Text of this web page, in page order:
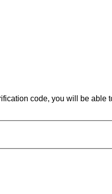
code, you will be able